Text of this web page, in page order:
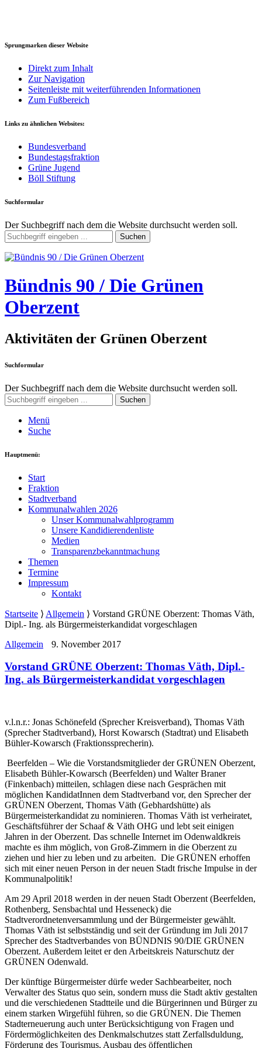
Sprungmarken dieser Website
Direkt zum Inhalt
Zur Navigation
Seitenleiste mit weiterführenden Informationen
Zum Fußbereich
Links zu ähnlichen Websites:
Bundesverband
Bundestagsfraktion
Grüne Jugend
Böll Stiftung
Suchformular
Der Suchbegriff nach dem die Website durchsucht werden soll.
Suchen
Bündnis 90 / Die Grünen
Oberzent
Aktivitäten der Grünen Oberzent
Suchformular
Der Suchbegriff nach dem die Website durchsucht werden soll.
Suchen
Menü
Suche
Hauptmenü:
Start
Fraktion
Stadtverband
Kommunalwahlen 2026
Unser Kommunalwahlprogramm
Unsere Kandidierendenliste
Medien
Transparenzbekanntmachung
Themen
Termine
Impressum
Kontakt
Startseite ⟩ Allgemein ⟩ Vorstand GRÜNE Oberzent: Thomas Väth,
Dipl.- Ing. als Bürgermeisterkandidat vorgeschlagen
Allgemein
9. November 2017
Vorstand GRÜNE Oberzent: Thomas Väth, Dipl.-
Ing. als Bürgermeisterkandidat vorgeschlagen
v.l.n.r.: Jonas Schönefeld (Sprecher Kreisverband), Thomas Väth
(Sprecher Stadtverband), Horst Kowarsch (Stadtrat) und Elisabeth
Bühler-Kowarsch (Fraktionssprecherin).
Beerfelden – Wie die Vorstandsmitglieder der GRÜNEN Oberzent,
Elisabeth Bühler-Kowarsch (Beerfelden) und Walter Braner
(Finkenbach) mitteilen, schlagen diese nach Gesprächen mit
möglichen KandidatInnen dem Stadtverband vor, den Sprecher der
GRÜNEN Oberzent, Thomas Väth (Gebhardshütte) als
Bürgermeisterkandidat zu nominieren. Thomas Väth ist verheiratet,
Geschäftsführer der Schaaf & Väth OHG und lebt seit einigen
Jahren in der Oberzent. Das schnelle Internet im Odenwaldkreis
machte es ihm möglich, von Groß-Zimmern in die Oberzent zu
ziehen und hier zu leben und zu arbeiten. Die GRÜNEN erhoffen
sich mit einer neuen Person in der neuen Stadt frische Impulse in der
Kommunalpolitik!
Am 29 April 2018 werden in der neuen Stadt Oberzent (Beerfelden,
Rothenberg, Sensbachtal und Hesseneck) die
Stadtverordnetenversammlung und der Bürgermeister gewählt.
Thomas Väth ist selbstständig und seit der Gründung im Juli 2017
Sprecher des Stadtverbandes von BÜNDNIS 90/DIE GRÜNEN
Oberzent. Außerdem leitet er den Arbeitskreis Naturschutz der
GRÜNEN Odenwald.
Der künftige Bürgermeister dürfe weder Sachbearbeiter, noch
Verwalter des Status quo sein, sondern muss die Stadt aktiv gestalten
und die verschiedenen Stadtteile und die Bürgerinnen und Bürger zu
einem starken Wirgefühl führen, so die GRÜNEN. Die Themen
Stadterneuerung auch unter Berücksichtigung von Fragen und
Fördermöglichkeiten des Denkmalschutzes statt Zerfallsduldung,
Förderung des Tourismus, Ausbau des öffentlichen